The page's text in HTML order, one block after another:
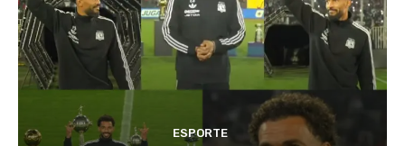
ESPORTE